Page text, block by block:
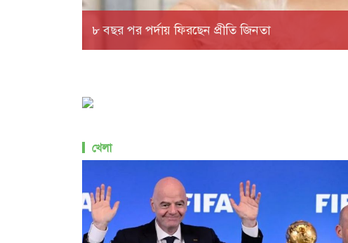
৮ বছর পর পর্দায় ফিরছেন প্রীতি জিনতা
খেলা